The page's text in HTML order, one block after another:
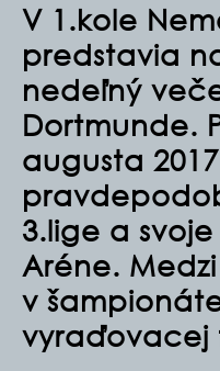
V 1.kole
predstavia
nedeľný
Dortmunde.
augusta
3.lige a
Aréne.
v
vyraďovacej